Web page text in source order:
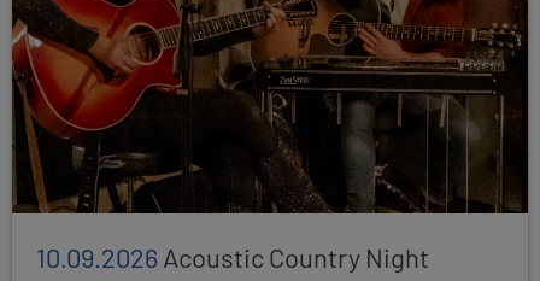
10.09.2026Acoustic Country Night